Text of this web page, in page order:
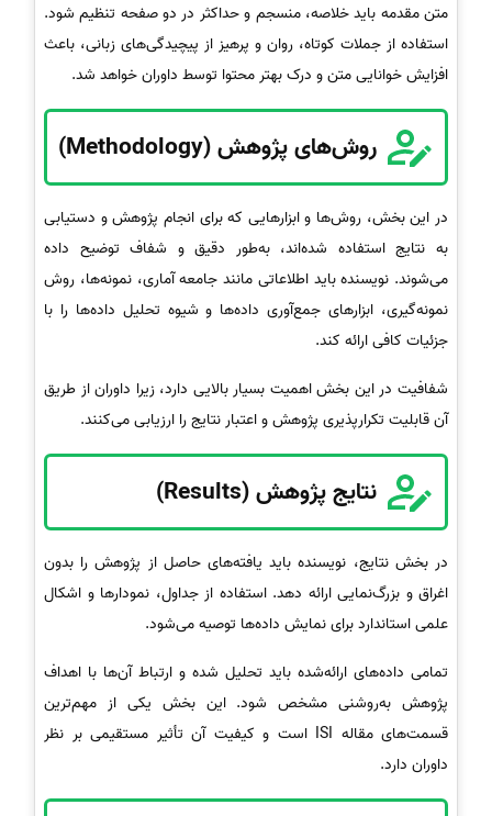
متن مقدمه باید خلاصه، منسجم و حداکثر در دو صفحه تنظیم شود.
استفاده از جملات کوتاه، روان و پرهیز از پیچیدگی‌های زبانی، باعث
افزایش خوانایی متن و درک بهتر محتوا توسط داوران خواهد شد.
روش‌های پژوهش (Methodology)
در این بخش، روش‌ها و ابزارهایی که برای انجام پژوهش و دستیابی
به نتایج استفاده شده‌اند، به‌طور دقیق و شفاف توضیح داده
می‌شوند. نویسنده باید اطلاعاتی مانند جامعه آماری، نمونه‌ها، روش
نمونه‌گیری، ابزارهای جمع‌آوری داده‌ها و شیوه تحلیل داده‌ها را با
جزئیات کافی ارائه کند.
شفافیت در این بخش اهمیت بسیار بالایی دارد، زیرا داوران از طریق
آن قابلیت تکرارپذیری پژوهش و اعتبار نتایج را ارزیابی می‌کنند.
نتایج پژوهش (Results)
در بخش نتایج، نویسنده باید یافته‌های حاصل از پژوهش را بدون
اغراق و بزرگ‌نمایی ارائه دهد. استفاده از جداول، نمودارها و اشکال
علمی استاندارد برای نمایش داده‌ها توصیه می‌شود.
تمامی داده‌های ارائه‌شده باید تحلیل شده و ارتباط آن‌ها با اهداف
پژوهش به‌روشنی مشخص شود. این بخش یکی از مهم‌ترین
قسمت‌های مقاله ISI است و کیفیت آن تأثیر مستقیمی بر نظر
داوران دارد.